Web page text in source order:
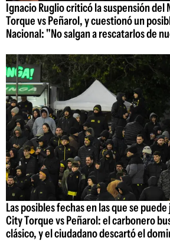
Ignacio Ruglio criticó la suspensión
Torque vs Peñarol, y cuestionó un
Nacional: "No salgan a rescatarlos de
Las posibles fechas en las que se
City Torque vs Peñarol: el carbonero
clásico, y el ciudadano descartó el